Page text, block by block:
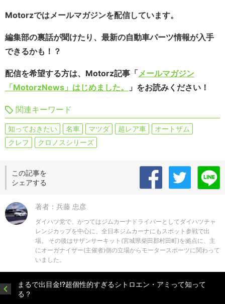
Motorzではメールマガジンを配信しています。
編集部の裏話が聞けたり、最新の自動車パーツ情報が入手
できるかも！？
配信を希望する方は、Motorz記事「メールマガジン
「MotorzNews」はじめました。
」をお読みください！
関連キーワード
知っておきたい 名車 マツダ 超レア車
オートザム
クレフ
クロノスシリーズ
この記事を
シェアする
著者：兵藤 忠彦
ダイハツ党で、かつてはジムカーナドライバーとしてダイハツチャ
レンジカップを中心に、全日本ジムカーナにもスポット参戦で出
場。 その後はサザンサーキット(宮城県柴田郡村田町)を拠点に、主
にオーガナイザー(主催者)側の立場からモータースポーツに関わって
いました。
まるで出目金!?超個性的すぎるシトロエン・アミって知って
る？